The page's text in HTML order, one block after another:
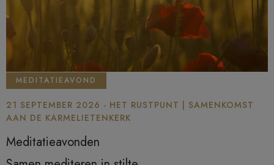
MEDITATIEAVOND
21 SEPTEMBER 2026 - HET RUSTPUNT | SAMENKOMST
AAN DE KARMELIETENKERK
Meditatieavonden